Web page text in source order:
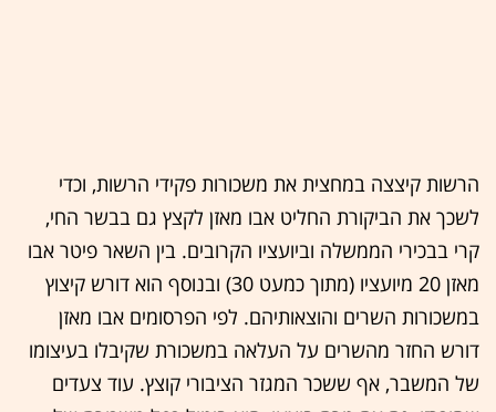
הרשות קיצצה במחצית את משכורות פקידי הרשות, וכדי
לשכך את הביקורת החליט אבו מאזן לקצץ גם בבשר החי,
קרי בבכירי הממשלה וביועציו הקרובים. בין השאר פיטר אבו
מאזן 20 מיועציו (מתוך כמעט 30) ובנוסף הוא דורש קיצוץ
במשכורות השרים והוצאותיהם. לפי הפרסומים אבו מאזן
דורש החזר מהשרים על העלאה במשכורת שקיבלו בעיצומו
של המשבר, אף ששכר המגזר הציבורי קוצץ. עוד צעדים